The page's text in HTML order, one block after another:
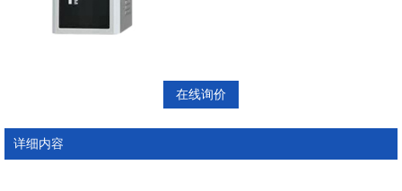
在线询价
详细内容